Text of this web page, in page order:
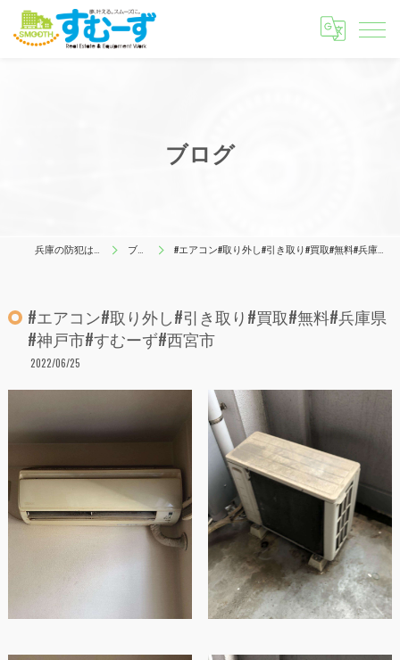
ブログ
ブログ #エアコン#取り外し#引き取り#買取#無料#兵庫県#神戸市#すむーず#西宮市
#エアコン#取り外し#引き取り#買取#無料#兵庫県
#神戸市#すむーず#西宮市
2022/06/25